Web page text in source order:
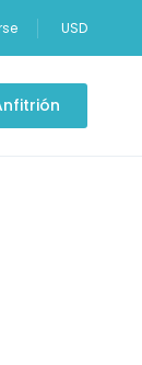
USD